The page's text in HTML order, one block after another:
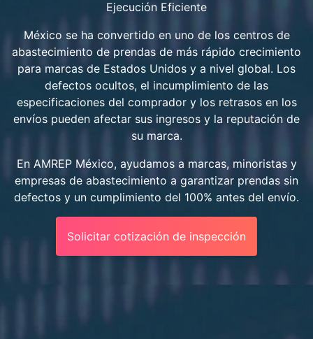
Ejecución Eficiente
México se ha convertido en uno de los centros de
abastecimiento de prendas de más rápido crecimiento
para marcas de Estados Unidos y a nivel global. Los
defectos ocultos, el incumplimiento de las
especificaciones del comprador y los retrasos en los
envíos pueden afectar sus ingresos y la reputación de
su marca.
En AMREP México, ayudamos a marcas, minoristas y
empresas de abastecimiento a garantizar prendas sin
defectos y un cumplimiento del 100% antes del envío.
Solicitar cotización de inspección